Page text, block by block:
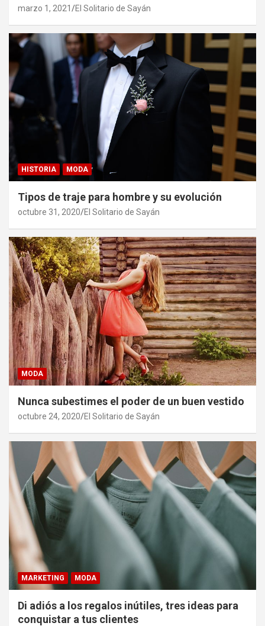
marzo 1, 2021 El Solitario de Sayán
HISTORIA MODA
Tipos de traje para hombre y su evolución
octubre 31, 2020 El Solitario de Sayán
MODA
Nunca subestimes el poder de un buen vestido
octubre 24, 2020 El Solitario de Sayán
MARKETING MODA
Di adiós a los regalos inútiles, tres ideas para
conquistar a tus clientes